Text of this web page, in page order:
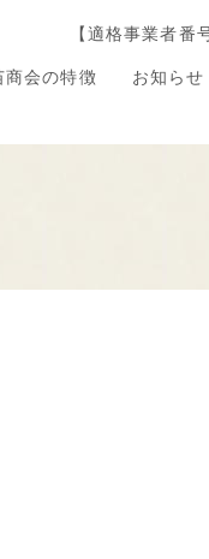
商会の特徴 お知らせ
【適格事業者